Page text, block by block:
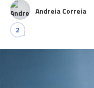
Andreia Correia
2